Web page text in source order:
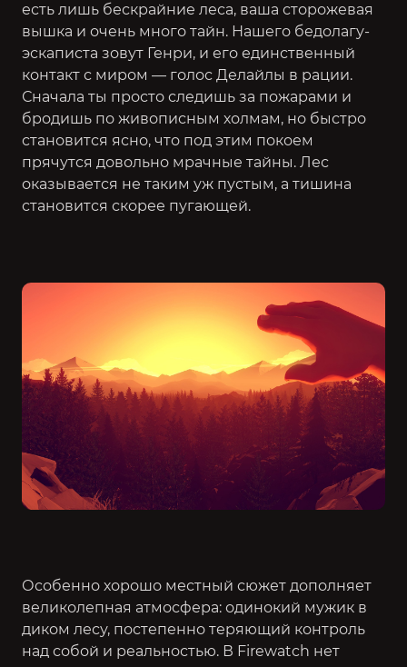
есть лишь бескрайние леса, ваша сторожевая
вышка и очень много тайн. Нашего бедолагу-
эскаписта зовут Генри, и его единственный
контакт с миром — голос Делайлы в рации.
Сначала ты просто следишь за пожарами и
бродишь по живописным холмам, но быстро
становится ясно, что под этим покоем
прячутся довольно мрачные тайны. Лес
оказывается не таким уж пустым, а тишина
становится скорее пугающей.
Особенно хорошо местный сюжет дополняет
великолепная атмосфера: одинокий мужик в
диком лесу, постепенно теряющий контроль
над собой и реальностью. В Firewatch нет